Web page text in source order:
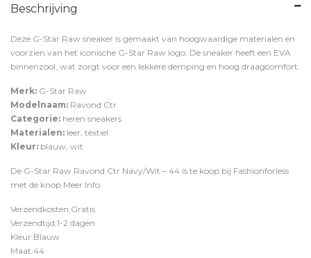
Beschrijving
Deze G-Star Raw sneaker is gemaakt van hoogwaardige materialen en
voorzien van het iconische G-Star Raw logo. De sneaker heeft een EVA
binnenzool, wat zorgt voor een lekkere demping en hoog draagcomfort.
Merk: G-Star Raw
Modelnaam: Ravond Ctr
Categorie: heren sneakers
Materialen: leer, textiel
Kleur: blauw, wit
De G-Star Raw Ravond Ctr Navy/Wit – 44 is te koop bij Fashionforless
met de knop Meer Info
Verzendkosten:Gratis
Verzendtijd:1-2 dagen
Kleur:Blauw
Maat:44